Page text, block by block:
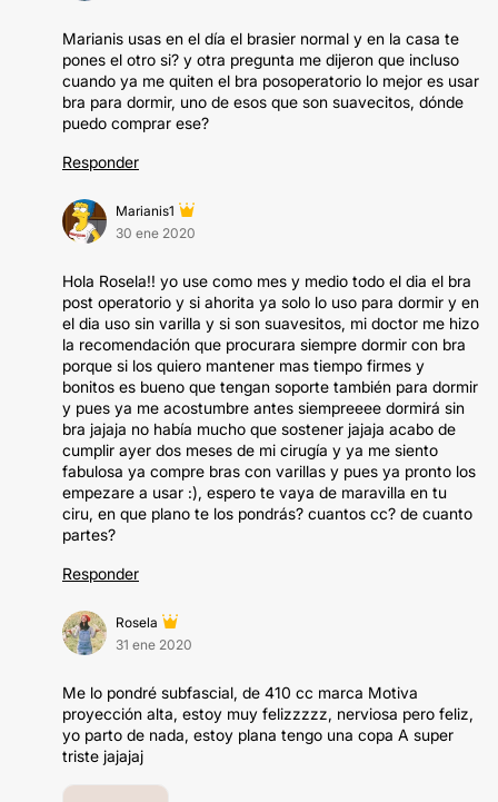
Marianis usas en el día el brasier normal y en la casa te
pones el otro si? y otra pregunta me dijeron que incluso
cuando ya me quiten el bra posoperatorio lo mejor es usar
bra para dormir, uno de esos que son suavecitos, dónde
puedo comprar ese?
Responder
Marianis1
30 ene 2020
Hola Rosela!! yo use como mes y medio todo el dia el bra
post operatorio y si ahorita ya solo lo uso para dormir y en
el dia uso sin varilla y si son suavesitos, mi doctor me hizo
la recomendación que procurara siempre dormir con bra
porque si los quiero mantener mas tiempo firmes y
bonitos es bueno que tengan soporte también para dormir
y pues ya me acostumbre antes siempreeee dormirá sin
bra jajaja no había mucho que sostener jajaja acabo de
cumplir ayer dos meses de mi cirugía y ya me siento
fabulosa ya compre bras con varillas y pues ya pronto los
empezare a usar :), espero te vaya de maravilla en tu
ciru, en que plano te los pondrás? cuantos cc? de cuanto
partes?
Responder
Rosela
31 ene 2020
Me lo pondré subfascial, de 410 cc marca Motiva
proyección alta, estoy muy felizzzzz, nerviosa pero feliz,
yo parto de nada, estoy plana tengo una copa A super
triste jajajaj